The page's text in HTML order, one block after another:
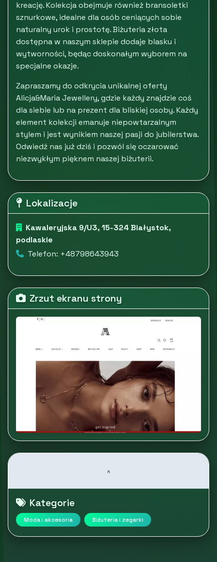
kreację. Kolekcja obejmuje również bransoletki
sznurkowe, idealne dla osób ceniących sobie
naturalny urok i prostotę. Biżuteria złota
dostępna w naszym sklepie dodaje blasku i
wytworności, będąc doskonałym wyborem na
specjalne okazje.
Zapraszamy do odkrycia unikalnej oferty
Alicja&Maria Jewellery, gdzie każdy znajdzie coś
dla siebie lub na prezent dla bliskiej osoby. Każdy
element kolekcji emanuje niepowtarzalnym
stylem i jest wynikiem naszej pasji do jubilerstwa.
Odwiedź nas już dziś i pozwól się oczarować
niezwykłym pięknem naszej biżuterii.
Lokalizacje
Kawaleryjska 9/U3, 15-324 Białystok,
podlaskie
Telefon: +48798643943
Zrzut ekranu strony
Kategorie
Moda i akcesoria Biżuteria i zegarki